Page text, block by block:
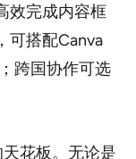
效完成内容框
可搭配Canva
跨国协作可选
花板。无论是